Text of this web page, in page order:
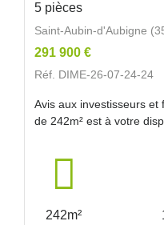
5 pièces
Saint-Aubin-d'Aubigne
291 900 €
Réf. DIME-26-07-24-24
Avis aux investisseurs
de 242m² est à votre
242m²